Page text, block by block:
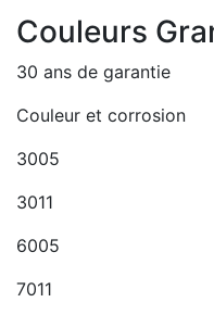
Couleurs
30 ans de garantie
Couleur et corrosion
3005
3011
6005
7011